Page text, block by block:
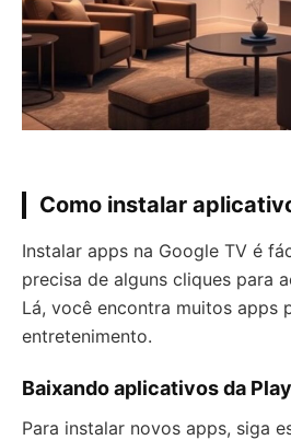
Como instalar
Instalar apps na Google TV é
precisa de alguns cliques para
Lá, você encontra muitos apps
entretenimento.
Baixando aplicativos da
Para instalar novos apps, siga